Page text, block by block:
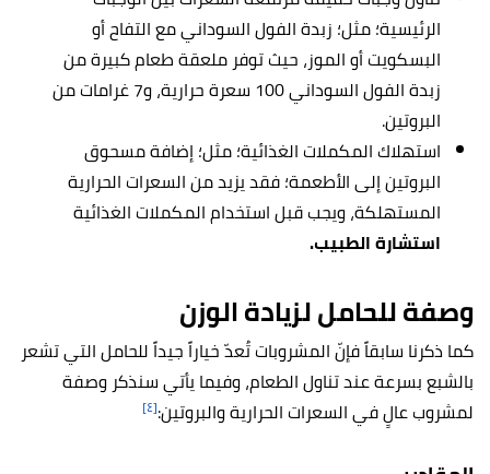
الرئيسية؛ مثل؛ زبدة الفول السوداني مع التفاح أو
البسكويت أو الموز، حيث توفر ملعقة طعام كبيرة من
زبدة الفول السوداني 100 سعرة حرارية، و7 غرامات من
البروتين.
استهلاك المكملات الغذائية؛ مثل؛ إضافة مسحوق
البروتين إلى الأطعمة؛ فقد يزيد من السعرات الحرارية
المستهلكة، ويجب قبل استخدام المكملات الغذائية
استشارة الطبيب.
وصفة للحامل لزيادة الوزن
كما ذكرنا سابقاً فإنّ المشروبات تُعدّ خياراً جيداً للحامل التي تشعر
بالشبع بسرعة عند تناول الطعام، وفيما يأتي سنذكر وصفة
لمشروب عالٍ في السعرات الحرارية والبروتين:[٤]